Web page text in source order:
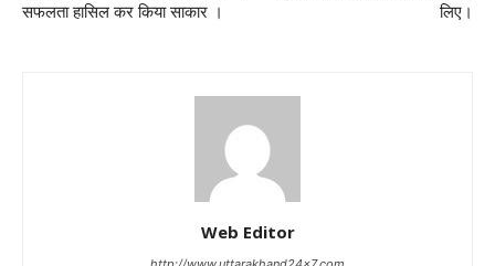
सफलता हासिल कर किया साकार ।
लिए।
Web Editor